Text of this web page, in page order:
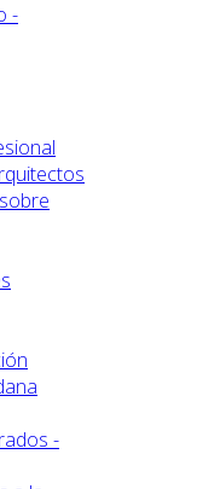
-
-